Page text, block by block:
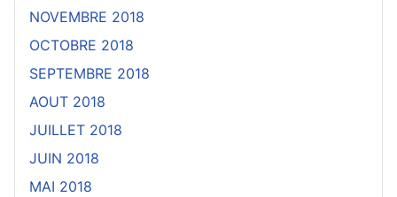
NOVEMBRE 2018
OCTOBRE 2018
SEPTEMBRE 2018
AOUT 2018
JUILLET 2018
JUIN 2018
MAI 2018